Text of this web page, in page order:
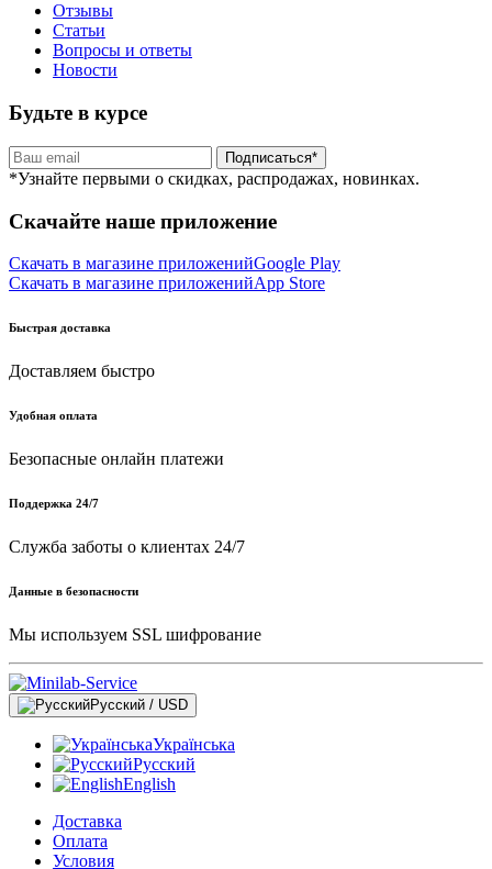
Отзывы
Статьи
Вопросы и ответы
Новости
Будьте в курсе
Подписаться*
*Узнайте первыми о скидках, распродажах, новинках.
Скачайте наше приложение
Скачать в магазине приложенийGoogle Play
Скачать в магазине приложенийApp Store
Быстрая доставка
Доставляем быстро
Удобная оплата
Безопасные онлайн платежи
Поддержка 24/7
Служба заботы о клиентах 24/7
Данные в безопасности
Мы используем SSL шифрование
Русский / USD
Українська
Русский
English
Доставка
Оплата
Условия